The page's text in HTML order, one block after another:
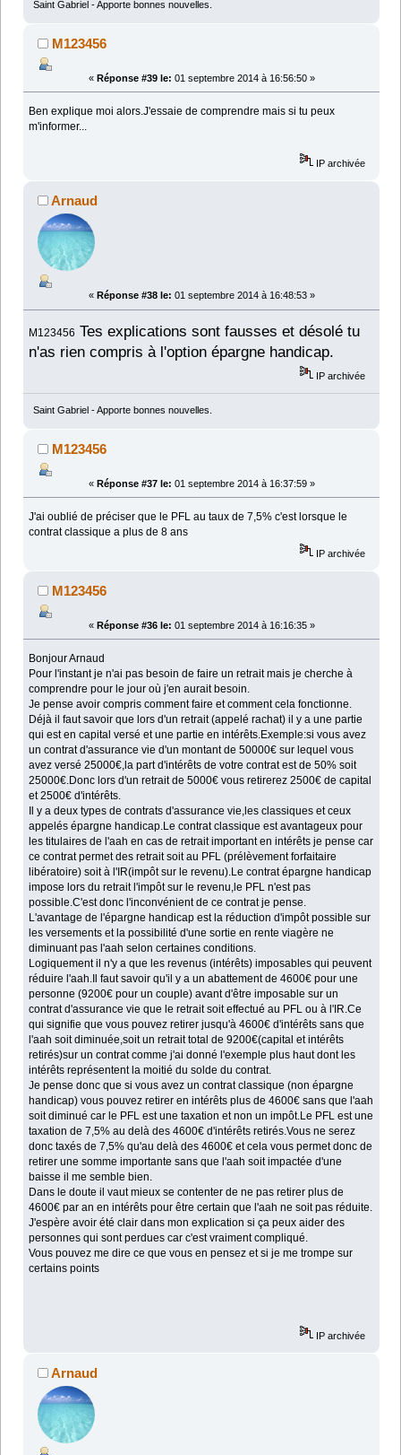
Saint Gabriel - Apporte bonnes nouvelles.
M123456
« Réponse #39 le: 01 septembre 2014 à 16:56:50 »
Ben explique moi alors.J'essaie de comprendre mais si tu peux
m'informer...
IP archivée
Arnaud
« Réponse #38 le: 01 septembre 2014 à 16:48:53 »
M123456 Tes explications sont fausses et désolé tu
n'as rien compris à l'option épargne handicap.
IP archivée
Saint Gabriel - Apporte bonnes nouvelles.
M123456
« Réponse #37 le: 01 septembre 2014 à 16:37:59 »
J'ai oublié de préciser que le PFL au taux de 7,5% c'est lorsque le
contrat classique a plus de 8 ans
IP archivée
M123456
« Réponse #36 le: 01 septembre 2014 à 16:16:35 »
Bonjour Arnaud
Pour l'instant je n'ai pas besoin de faire un retrait mais je cherche à
comprendre pour le jour où j'en aurait besoin.
Je pense avoir compris comment faire et comment cela fonctionne.
Déjà il faut savoir que lors d'un retrait (appelé rachat) il y a une partie
qui est en capital versé et une partie en intérêts.Exemple:si vous avez
un contrat d'assurance vie d'un montant de 50000€ sur lequel vous
avez versé 25000€,la part d'intérêts de votre contrat est de 50% soit
25000€.Donc lors d'un retrait de 5000€ vous retirerez 2500€ de capital
et 2500€ d'intérêts.
Il y a deux types de contrats d'assurance vie,les classiques et ceux
appelés épargne handicap.Le contrat classique est avantageux pour
les titulaires de l'aah en cas de retrait important en intérêts je pense car
ce contrat permet des retrait soit au PFL (prélèvement forfaitaire
libératoire) soit à l'IR(impôt sur le revenu).Le contrat épargne handicap
impose lors du retrait l'impôt sur le revenu,le PFL n'est pas
possible.C'est donc l'inconvénient de ce contrat je pense.
L'avantage de l'épargne handicap est la réduction d'impôt possible sur
les versements et la possibilité d'une sortie en rente viagère ne
diminuant pas l'aah selon certaines conditions.
Logiquement il n'y a que les revenus(intérêts) imposables qui peuvent
réduire l'aah.Il faut savoir qu'il y a un abattement de 4600€ pour une
personne (9200€ pour un couple) avant d'être imposable sur un
contrat d'assurance vie que le retrait soit effectué au PFL ou à l'IR.Ce
qui signifie que vous pouvez retirer jusqu'à 4600€ d'intérêts sans que
l'aah soit diminuée,soit un retrait total de 9200€(capital et intérêts
retirés)sur un contrat comme j'ai donné l'exemple plus haut dont les
intérêts représentent la moitié du solde du contrat.
Je pense donc que si vous avez un contrat classique (non épargne
handicap) vous pouvez retirer en intérêts plus de 4600€ sans que l'aah
soit diminué car le PFL est une taxation et non un impôt.Le PFL est une
taxation de 7,5% au delà des 4600€ d'intérêts retirés.Vous ne serez
donc taxés de 7,5% qu'au delà des 4600€ et cela vous permet donc de
retirer une somme importante sans que l'aah soit impactée d'une
baisse il me semble bien.
Dans le doute il vaut mieux se contenter de ne pas retirer plus de
4600€ par an en intérêts pour être certain que l'aah ne soit pas réduite.
J'espère avoir été clair dans mon explication si ça peux aider des
personnes qui sont perdues car c'est vraiment compliqué.
Vous pouvez me dire ce que vous en pensez et si je me trompe sur
certains points
IP archivée
Arnaud